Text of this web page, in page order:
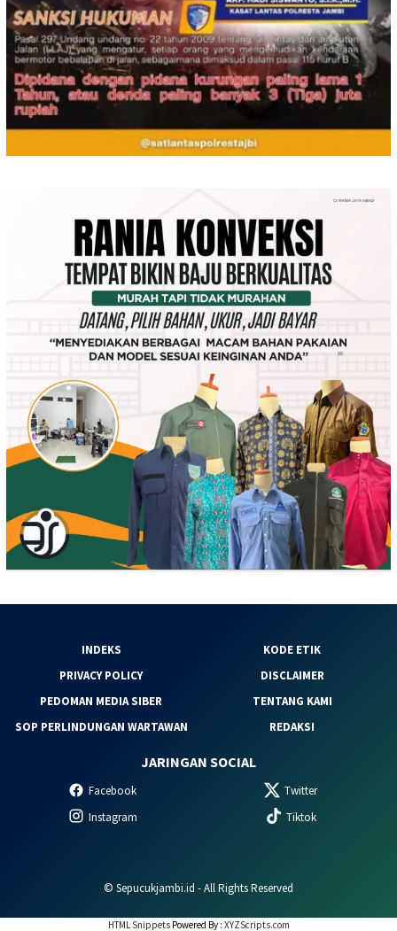
INDEKS
KODE ETIK
PRIVACY POLICY
DISCLAIMER
PEDOMAN MEDIA SIBER
TENTANG KAMI
SOP PERLINDUNGAN WARTAWAN
REDAKSI
JARINGAN SOCIAL
Facebook
Twitter
Instagram
Tiktok
© Sepucukjambi.id - All Rights Reserved
HTML SnippetsPowered By : XYZScripts.com